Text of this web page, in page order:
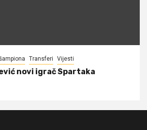
Transferi Vijesti
novi igrač Spartaka